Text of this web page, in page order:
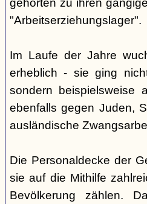
gehörten zu ihren
"Arbeitserziehungslager".
Im Laufe der Jahre
erheblich - sie ging
sondern beispielsweise
ebenfalls gegen Juden,
ausländische
Die Personaldecke der
sie auf die Mithilfe
Bevölkerung zählen.